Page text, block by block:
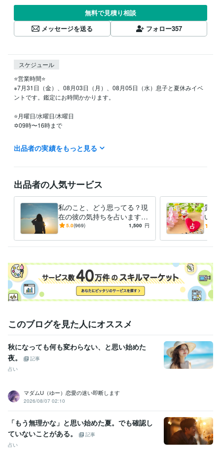
無料で見積り相談
メッセージを送る
フォロー357
スケジュール
⭐️営業時間⭐
※7月31日（金）、08月03日（月）、08月05日（水）息子と夏休みイベ
ントです。鑑定にお時間かかります。
⭐️月曜日/水曜日/木曜日
✡09時〜16時まで
⭐️火曜日/金曜日
✡09時〜15時まで
土曜日
日曜日
祝日
（シングルマザーです(*'ω'*)
土日祝日は息子を優先するため、鑑定結果のお届けまで、お時間かかり
ます。ご了承ください☘️）
経験職種
魔法のiランド【＃この瞬間は私だけのもの　日常部門】
得意分野
占い 質問①つ⭐タロット占い チャット鑑定30分
恋愛 相手の気持ち 片想い 両想い 不倫 タロット 仕事
転職
出品者の実績をもっと見る
出品者の人気サービス
私のこと、どう思ってる？現
在の彼の気持ちを占います
透視タロット♡彼の気持ち♡
り？
5.0(969) 1,500 円
質問
い
な恋
このブログを見た人にオススメ
秋になっても何も変わらない、と思い始めた
夜。
記事
占い
マダムU（ゆー）恋愛の迷い即断します
2026/08/07 02:10
「もう無理かな」と思い始めた夏。でも確認し
ていないことがある。
記事
占い